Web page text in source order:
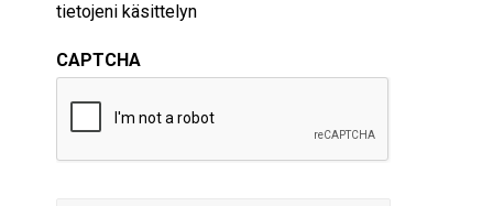
tietojeni käsittelyn
CAPTCHA